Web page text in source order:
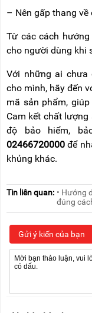
– Nên gấp thang
Từ các cách
cho người dùng khi
Với những ai chưa
cho mình, hãy đến
mã sản phẩm,
Cam kết chất
độ bảo hiểm,
02466720000 để
khủng khác.
Tin liên quan: • Hướng
đúng
Gửi ý kiến của bạn